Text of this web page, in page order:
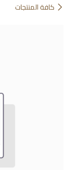
كافة المنتجات